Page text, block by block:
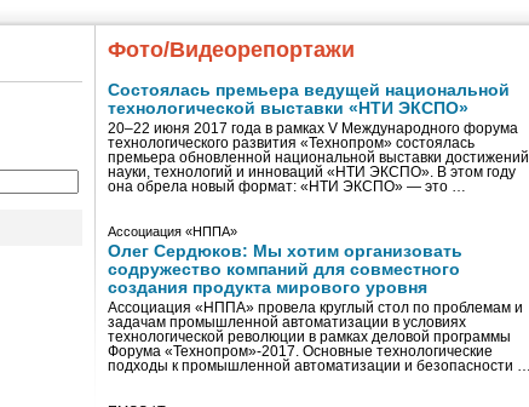
Фото/Видеорепортажи
Состоялась премьера ведущей национальной
технологической выставки «НТИ ЭКСПО»
20–22 июня 2017 года в рамках V Международного форума
технологического развития «Технопром» состоялась
премьера обновленной национальной выставки достижений
науки, технологий и инноваций «НТИ ЭКСПО». В этом году
она обрела новый формат: «НТИ ЭКСПО» — это …
Ассоциация «НППА»
Олег Сердюков: Мы хотим организовать
содружество компаний для совместного
создания продукта мирового уровня
Ассоциация «НППА» провела круглый стол по проблемам и
задачам промышленной автоматизации в условиях
технологической революции в рамках деловой программы
Форума «Технопром»-2017. Основные технологические
подходы к промышленной автоматизации и безопасности …